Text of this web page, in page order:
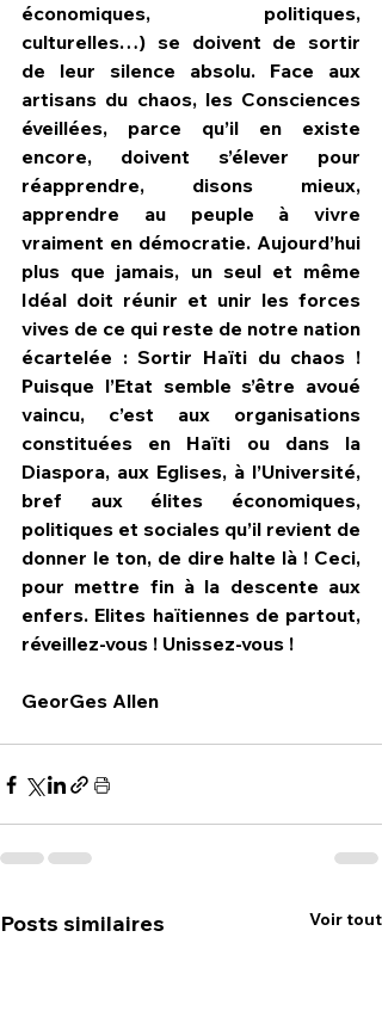
économiques, politiques,
culturelles…) se doivent de sortir
de leur silence absolu. Face aux
artisans du chaos, les Consciences
éveillées, parce qu’il en existe
encore, doivent s’élever pour
réapprendre, disons mieux,
apprendre au peuple à vivre
vraiment en démocratie. Aujourd’hui
plus que jamais, un seul et même
Idéal doit réunir et unir les forces
vives de ce qui reste de notre nation
écartelée : Sortir Haïti du chaos !
Puisque l’Etat semble s’être avoué
vaincu, c’est aux organisations
constituées en Haïti ou dans la
Diaspora, aux Eglises, à l’Université,
bref aux élites économiques,
politiques et sociales qu’il revient de
donner le ton, de dire halte là ! Ceci,
pour mettre fin à la descente aux
enfers. Elites haïtiennes de partout,
réveillez-vous ! Unissez-vous !
GeorGes Allen
Posts similaires Voir tout